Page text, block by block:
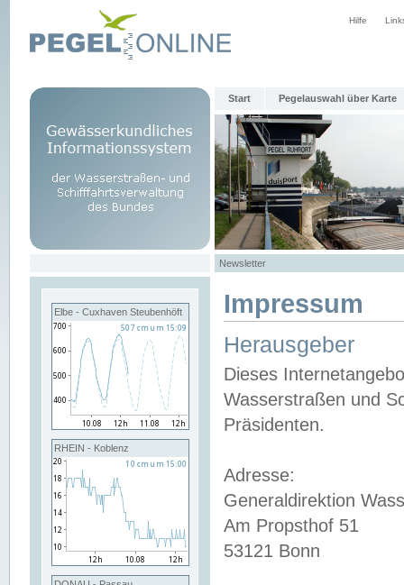
Hilfe
Start Pegelauswahl über Karte
Newsletter
Elbe - Cuxhaven Steubenhöft
RHEIN - Koblenz
Impressum
Herausgeber
Dieses
Wasserstraßen und
Präsidenten.
Adresse:
Generaldirektion
Am Propsthof 51
53121 Bonn